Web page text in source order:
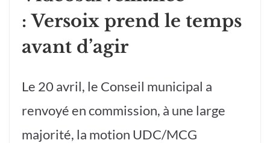
: Versoix prend le temps
avant d’agir
Le 20 avril, le Conseil municipal a
renvoyé en commission, à une large
majorité, la motion UDC/MCG